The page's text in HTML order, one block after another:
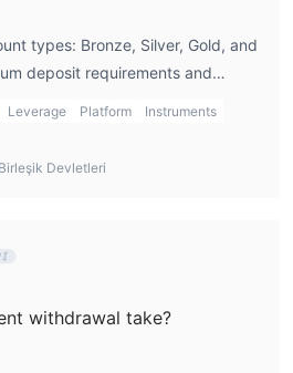
veya çekme ücreti talep
250 $ ve minimum çekme miktarı
types: Bronze, Silver, Gold, and
deposit requirements and
experience levels.
Leverage Platform
Instruments
Devletleri
withdrawal take?